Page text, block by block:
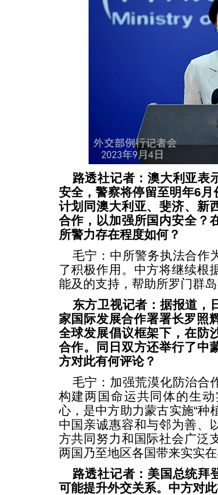
路透社记者：澳大利亚表
安全，警察将停留至明年6
计划同澳大利亚、斐济、新
合作，以加强所国内安全？
所警力存在程度如何？
毛宁：中所警务执法合作
了积极作用。中方将继续根
能及的支持，帮助所罗门群
东方卫视记者：据报道，
家国际发展合作署署长罗照
全球发展倡议框架下，在防
合作。同日双方还举行了中
方对此有何评论？
毛宁：加强荒漠化防治合
构建两国命运共同体的生
心，是中方助力蒙古实施“种
中国亲诚惠容和与邻为善、
方共同努力和国际社会广泛
两国乃至地区各国带来实实
路透社记者：美国总统拜
可能提升外交关系。中方对